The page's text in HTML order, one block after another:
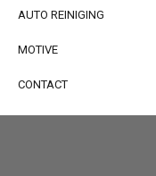
AUTO REINIGING
MOTIVE
CONTACT